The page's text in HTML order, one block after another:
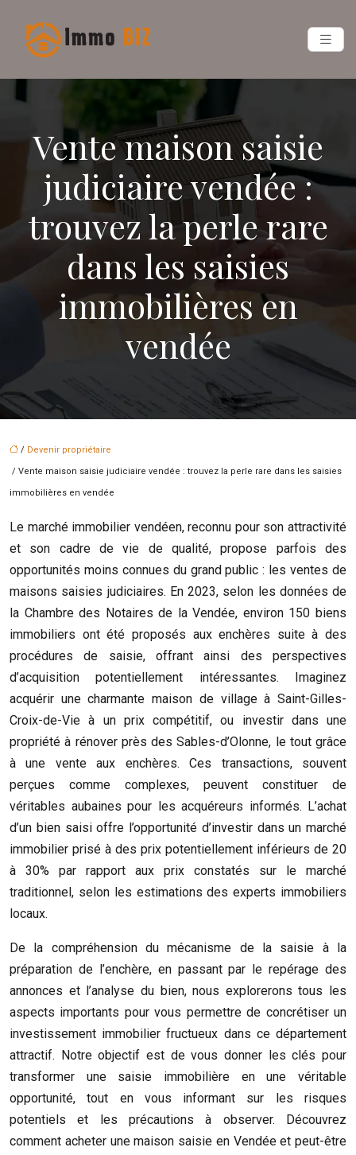
Vente maison saisie
judiciaire vendée :
trouvez la perle rare
dans les saisies
immobilières en
vendée
/ Devenir propriétaire
/ Vente maison saisie judiciaire vendée : trouvez la perle rare dans les saisies
immobilières en vendée
Le marché immobilier vendéen, reconnu pour son attractivité
et son cadre de vie de qualité, propose parfois des
opportunités moins connues du grand public : les ventes de
maisons saisies judiciaires. En 2023, selon les données de
la Chambre des Notaires de la Vendée, environ 150 biens
immobiliers ont été proposés aux enchères suite à des
procédures de saisie, offrant ainsi des perspectives
d’acquisition potentiellement intéressantes. Imaginez
acquérir une charmante maison de village à Saint-Gilles-
Croix-de-Vie à un prix compétitif, ou investir dans une
propriété à rénover près des Sables-d’Olonne, le tout grâce
à une vente aux enchères. Ces transactions, souvent
perçues comme complexes, peuvent constituer de
véritables aubaines pour les acquéreurs informés. L’achat
d’un bien saisi offre l’opportunité d’investir dans un marché
immobilier prisé à des prix potentiellement inférieurs de 20
à 30% par rapport aux prix constatés sur le marché
traditionnel, selon les estimations des experts immobiliers
locaux.
De la compréhension du mécanisme de la saisie à la
préparation de l’enchère, en passant par le repérage des
annonces et l’analyse du bien, nous explorerons tous les
aspects importants pour vous permettre de concrétiser un
investissement immobilier fructueux dans ce département
attractif. Notre objectif est de vous donner les clés pour
transformer une saisie immobilière en une véritable
opportunité, tout en vous informant sur les risques
potentiels et les précautions à observer. Découvrez
comment acheter une maison saisie en Vendée et peut-être